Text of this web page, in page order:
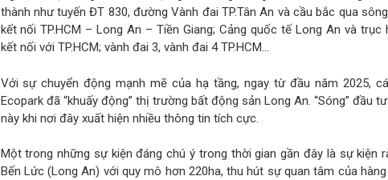
thành như tuyến ĐT 830, đường Vành đai TP.Tân An và cầu bắc qua
kết nối TP.HCM – Long An – Tiền Giang; Cảng quốc tế Long An và
kết nối với TP.HCM; vành đai 3, vành đai 4 TP.HCM…
Với sự chuyển động mạnh mẽ của hạ tầng, ngay từ đầu năm 2025,
Ecopark đã “khuấy động” thị trường bất động sản Long An. “Sóng” đầu
này khi nơi đây xuất hiện nhiều thông tin tích cực.
Một trong những sự kiện đáng chú ý trong thời gian gần đây là sự kiện
Bến Lức (Long An) với quy mô hơn 220ha, thu hút sự quan tâm của